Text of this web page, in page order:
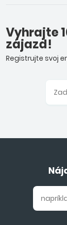
Vyhrajte
zájazd!
Registrujte svoj